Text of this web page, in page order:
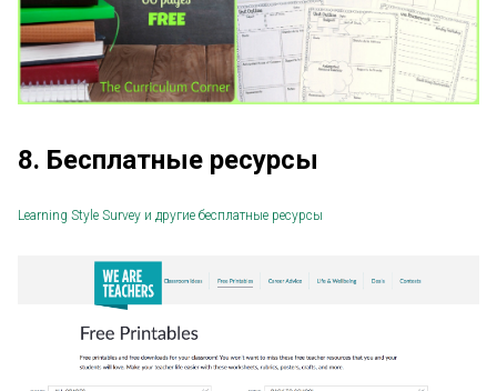
8. Бесплатные ресурсы
Learning Style Survey и другие бесплатные ресурсы